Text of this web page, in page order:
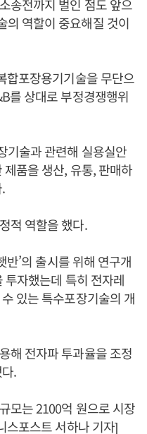
송전까지 벌인 점도 앞으
의 역할이 중요해질 것이
합포장용기기술을 무단으
를 상대로 부정경쟁행위
기술과 관련해 실용실안
품을 생산, 유통, 판매하
적 역할을 했다.
반’의 출시를 위해 연구개
자했는데 특히 전자레
있는 특수포장기술의 개
해 전자파 투과율을 조정
.
모는 2100억 원으로 시장
스포스트 서하나 기자]